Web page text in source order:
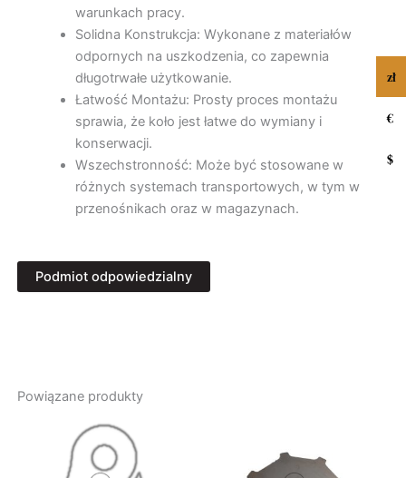
warunkach pracy.
Solidna Konstrukcja: Wykonane z materiałów
odpornych na uszkodzenia, co zapewnia
długotrwałe użytkowanie.
Łatwość Montażu: Prosty proces montażu
sprawia, że koło jest łatwe do wymiany i
konserwacji.
Wszechstronność: Może być stosowane w
różnych systemach transportowych, w tym w
przenośnikach oraz w magazynach.
Podmiot odpowiedzialny
57-300 Kłodzko, Polska
Osoba odpowiedzialna
Powiązane produkty
zł
€
$